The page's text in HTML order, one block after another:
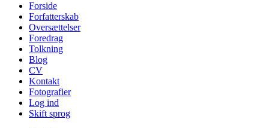
Forside
Forfatterskab
Oversættelser
Foredrag
Tolkning
Blog
CV
Kontakt
Fotografier
Log ind
Skift sprog